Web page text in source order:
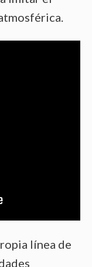
línea de